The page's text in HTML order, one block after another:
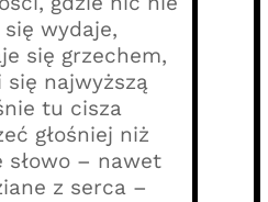
wydaje,
się grzechem,
się najwyższą
tu cisza
głośniej niż
słowo – nawet
z serca –